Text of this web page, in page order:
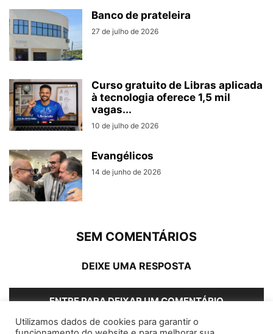
Banco de prateleira
27 de julho de 2026
Curso gratuito de Libras aplicada
à tecnologia oferece 1,5 mil
vagas...
10 de julho de 2026
Evangélicos
14 de junho de 2026
SEM COMENTÁRIOS
DEIXE UMA RESPOSTA
ENTRE PARA DEIXAR UM COMENTÁRIO
Utilizamos dados de cookies para garantir o